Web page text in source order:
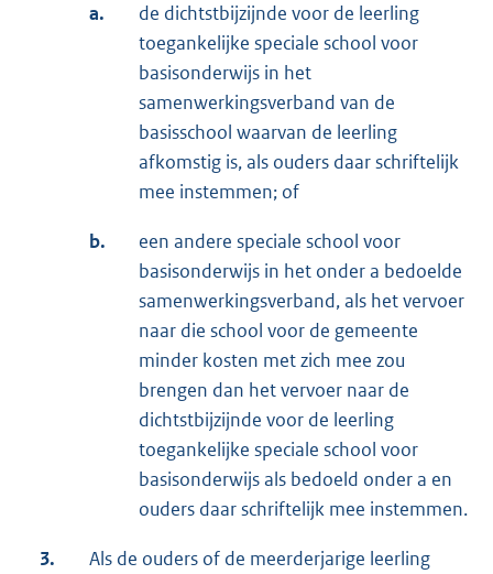
a.
de dichtstbijzijnde voor de leerling
toegankelijke speciale school voor
basisonderwijs in het
samenwerkingsverband van de
basisschool waarvan de leerling
afkomstig is, als ouders daar schriftelijk
mee instemmen; of
b.
een andere speciale school voor
basisonderwijs in het onder a bedoelde
samenwerkingsverband, als het vervoer
naar die school voor de gemeente
minder kosten met zich mee zou
brengen dan het vervoer naar de
dichtstbijzijnde voor de leerling
toegankelijke speciale school voor
basisonderwijs als bedoeld onder a en
ouders daar schriftelijk mee instemmen.
3.
Als de ouders of de meerderjarige leerling